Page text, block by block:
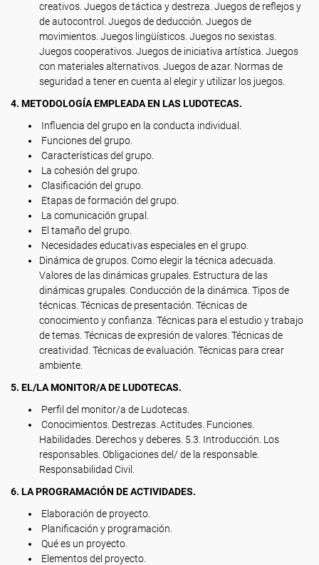
creativos. Juegos de táctica y destreza. Juegos de reflejos y
de autocontrol. Juegos de deducción. Juegos de
movimientos. Juegos lingüísticos. Juegos no sexistas.
Juegos cooperativos. Juegos de iniciativa artística. Juegos
con materiales alternativos. Juegos de azar. Normas de
seguridad a tener en cuenta al elegir y utilizar los juegos.
4. METODOLOGÍA EMPLEADA EN LAS LUDOTECAS.
Influencia del grupo en la conducta individual.
Funciones del grupo.
Características del grupo.
La cohesión del grupo.
Clasificación del grupo.
Etapas de formación del grupo.
La comunicación grupal.
El tamaño del grupo.
Necesidades educativas especiales en el grupo.
Dinámica de grupos. Como elegir la técnica adecuada.
Valores de las dinámicas grupales. Estructura de las
dinámicas grupales. Conducción de la dinámica. Tipos de
técnicas. Técnicas de presentación. Técnicas de
conocimiento y confianza. Técnicas para el estudio y trabajo
de temas. Técnicas de expresión de valores. Técnicas de
creatividad. Técnicas de evaluación. Técnicas para crear
ambiente.
5. EL/LA MONITOR/A DE LUDOTECAS.
Perfil del monitor/a de Ludotecas.
Conocimientos. Destrezas. Actitudes. Funciones.
Habilidades. Derechos y deberes. 5.3. Introducción. Los
responsables. Obligaciones del/ de la responsable.
Responsabilidad Civil.
6. LA PROGRAMACIÓN DE ACTIVIDADES.
Elaboración de proyecto.
Planificación y programación.
Qué es un proyecto.
Elementos del proyecto.